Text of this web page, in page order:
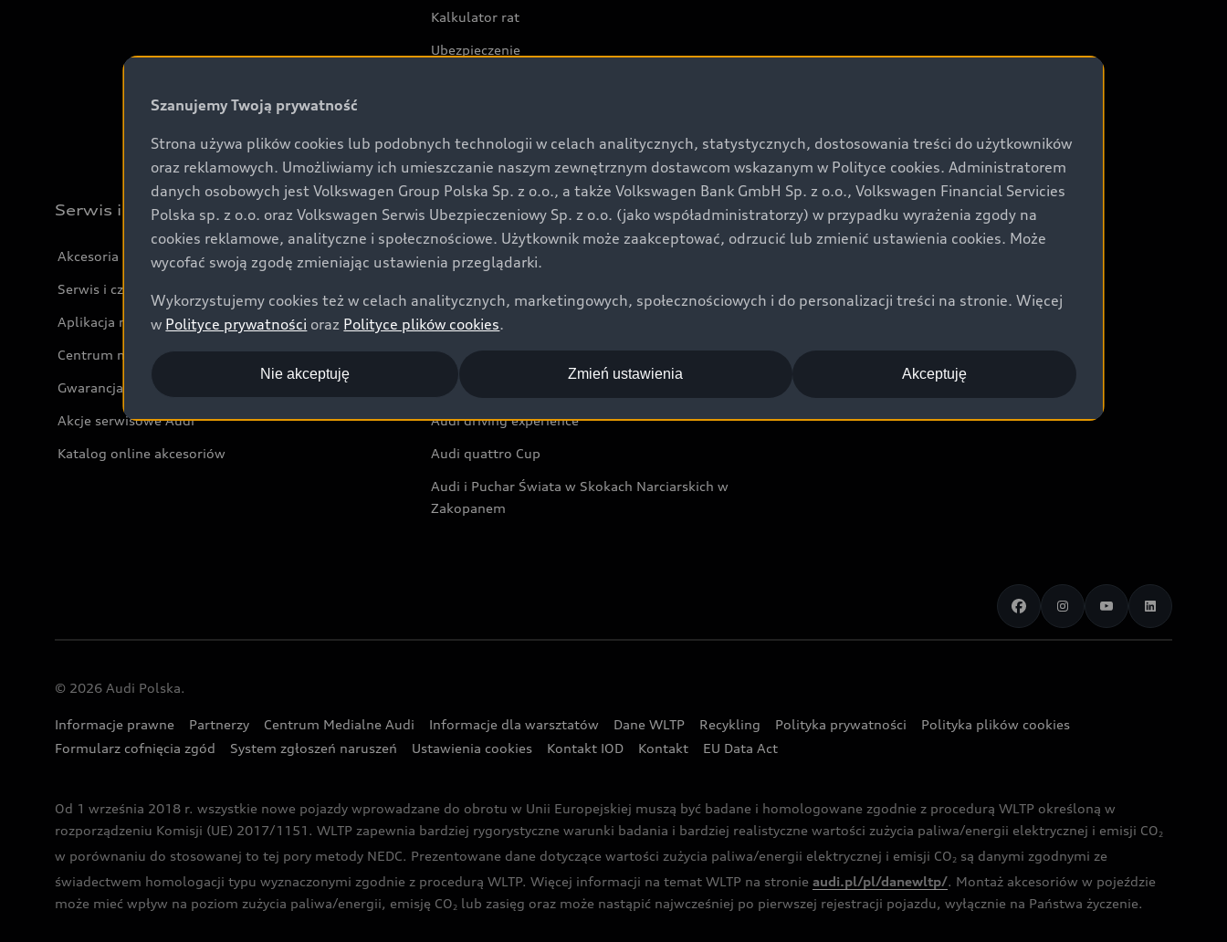
Kalkulator rat
Ubezpieczenie
Audi exclusive
Serwis i akcesoria
Akcesoria
Serwis i części
Aplikacja myAudi i usługi cyfrowe
Centrum napraw powypadkowych
Gwarancja
Akcje serwisowe Audi
Katalog online akcesoriów
Świat Audi
Aktualności i historie postępu
Audi Nuvolari
Audi Sport Festiwal
Audi i Muzeum Sztuki Nowoczesnej w Warszawie
Audi driving experience
Audi quattro Cup
Audi i Puchar Świata w Skokach Narciarskich w
Zakopanem
© 2026 Audi Polska.
Informacje prawne Partnerzy Centrum Medialne Audi Informacje dla warsztatów Dane WLTP Recykling Polityka prywatności
Polityka plików cookies
Formularz cofnięcia zgód
System zgłoszeń naruszeń Ustawienia cookies Kontakt IOD Kontakt EU Data Act
Od 1 września 2018 r. wszystkie nowe pojazdy wprowadzane do obrotu w Unii Europejskiej muszą być badane i homologowane zgodnie z procedurą WLTP określoną w
rozporządzeniu Komisji (UE) 2017/1151. WLTP zapewnia bardziej rygorystyczne warunki badania i bardziej realistyczne wartości zużycia paliwa/energii elektrycznej i emisji CO2
w porównaniu do stosowanej to tej pory metody NEDC. Prezentowane dane dotyczące wartości zużycia paliwa/energii elektrycznej i emisji CO2 są danymi zgodnymi ze
świadectwem homologacji typu wyznaczonymi zgodnie z procedurą WLTP. Więcej informacji na temat WLTP na stronie audi.pl/pl/danewltp/. Montaż akcesoriów w pojeździe
może mieć wpływ na poziom zużycia paliwa/energii, emisję CO2 lub zasięg oraz może nastąpić najwcześniej po pierwszej rejestracji pojazdu, wyłącznie na Państwa życzenie.
Szanujemy Twoją prywatność
Strona używa plików cookies lub podobnych technologii w celach analitycznych, statystycznych, dostosowania treści do użytkowników
oraz reklamowych. Umożliwiamy ich umieszczanie naszym zewnętrznym dostawcom wskazanym w Polityce cookies. Administratorem
danych osobowych jest Volkswagen Group Polska Sp. z o.o., a także Volkswagen Bank GmbH Sp. z o.o., Volkswagen Financial Servicies
Polska sp. z o.o. oraz Volkswagen Serwis Ubezpieczeniowy Sp. z o.o. (jako współadministratorzy) w przypadku wyrażenia zgody na
cookies reklamowe, analityczne i społecznościowe. Użytkownik może zaakceptować, odrzucić lub zmienić ustawienia cookies. Może
wycofać swoją zgodę zmieniając ustawienia przeglądarki.
Wykorzystujemy cookies też w celach analitycznych, marketingowych, społecznościowych i do personalizacji treści na stronie. Więcej
w Polityce prywatności oraz Polityce plików cookies.
Akceptuję
Nie akceptuję Zmień ustawienia